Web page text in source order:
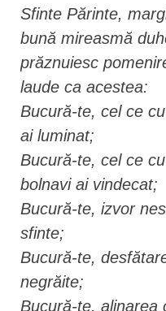
Sfinte Părinte,
bună mireasmă
prăznuiesc
laude ca acestea:
Bucură-te, cel ce
ai luminat;
Bucură-te, cel ce
bolnavi ai vindecat;
Bucură-te, izvor
sfinte;
Bucură-te,
negrăite;
Bucură-te, alinarea